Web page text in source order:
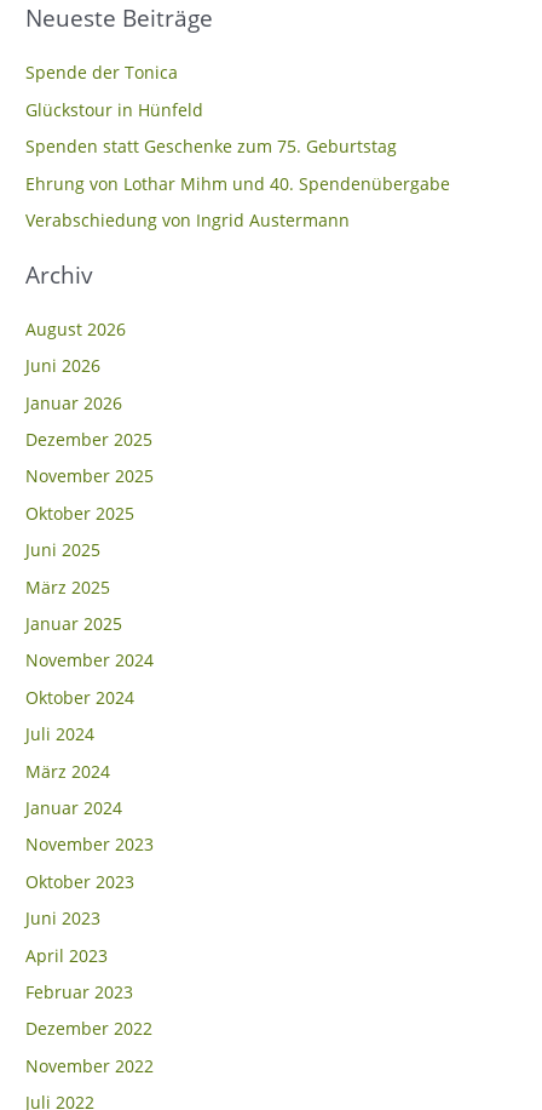
c
e
n
n
a
c
:
Neueste Beiträge
Spende der Tonica
Glückstour in Hünfeld
Spenden statt Geschenke zum 75. Geburtstag
Ehrung von Lothar Mihm und 40. Spendenübergabe
Verabschiedung von Ingrid Austermann
Archiv
August 2026
Juni 2026
Januar 2026
Dezember 2025
November 2025
Oktober 2025
Juni 2025
März 2025
Januar 2025
November 2024
Oktober 2024
Juli 2024
März 2024
Januar 2024
November 2023
Oktober 2023
Juni 2023
April 2023
Februar 2023
Dezember 2022
November 2022
Juli 2022